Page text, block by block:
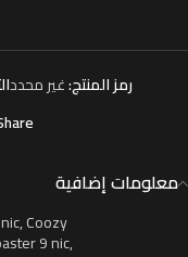
رمز المنتج:غير محدد
معلومات إضافية
,Coozy
9 nic,